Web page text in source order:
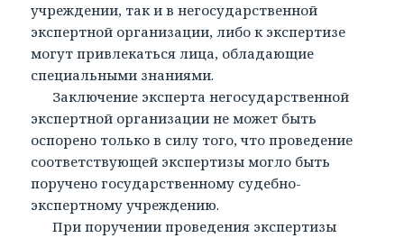
учреждении, так и в негосударственной
экспертной организации, либо к экспертизе
могут привлекаться лица, обладающие
специальными знаниями.
Заключение эксперта негосударственной
экспертной организации не может быть
оспорено только в силу того, что проведение
соответствующей экспертизы могло быть
поручено государственному судебно-
экспертному учреждению.
При поручении проведения экспертизы